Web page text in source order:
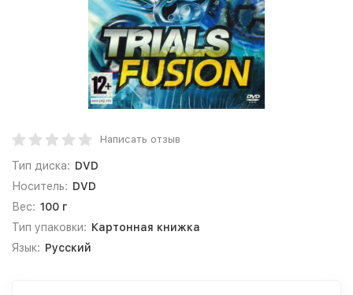
Написать отзыв
Тип диска: DVD
Носитель: DVD
Вес: 100 г
Тип упаковки: Картонная книжка
Язык: Русский